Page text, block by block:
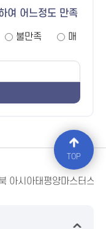
여 어느정도 만족
불만족
매
아시아태평양마스터스대
TOP